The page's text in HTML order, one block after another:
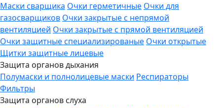
Маски сварщика Очки герметичные Очки для
газосварщиков Очки закрытые с непрямой
вентиляцией Очки закрытые с прямой вентиляцией
Очки защитные специализированые Очки открытые
Щитки защитные лицевые
Защита органов дыхания
Полумаски и полнолицевые маски Респираторы
Фильтры
Защита органов слуха